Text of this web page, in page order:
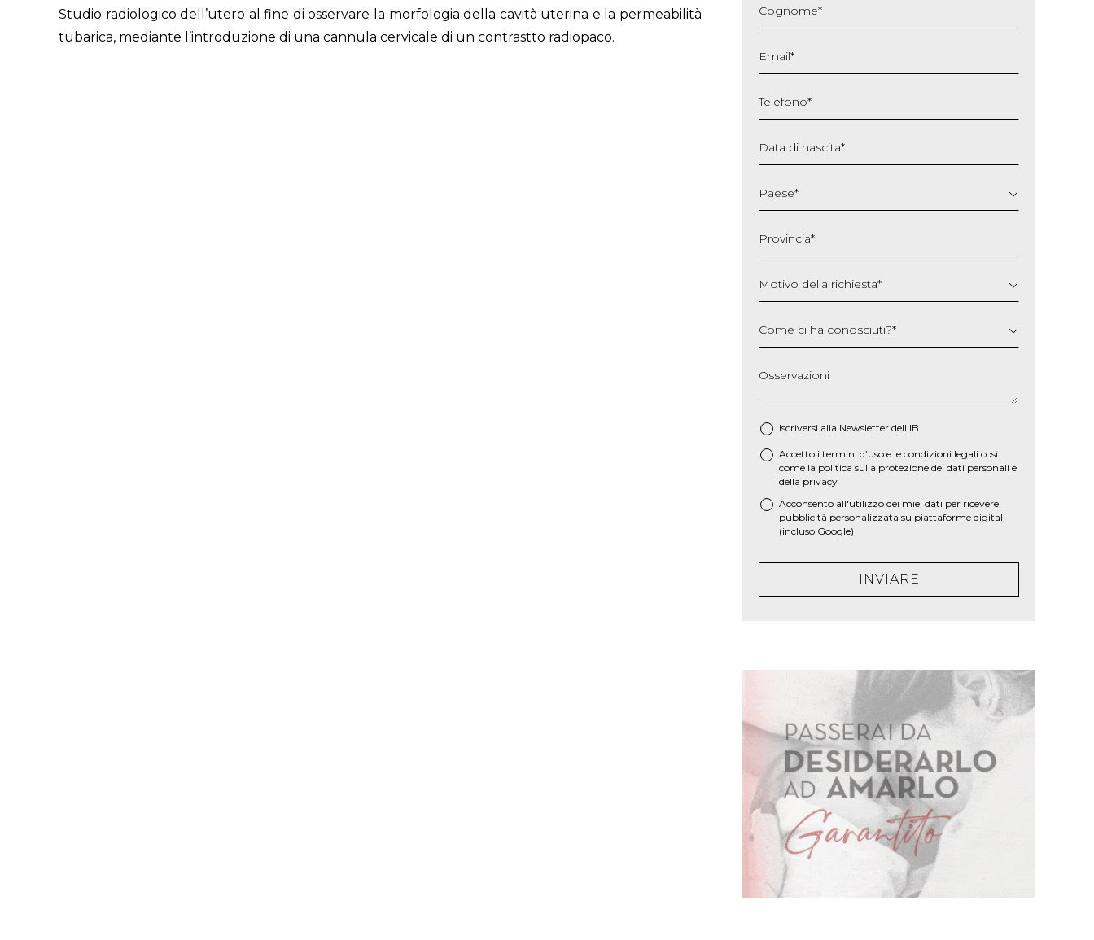
Studio radiologico dell’utero al fine di osservare la morfologia della cavità uterina e la permeabilità
tubarica, mediante l’introduzione di una cannula cervicale di un contrastto radiopaco.
Cognome*
Email*
Telefono*
Data di nascita*
slash
MM
AAAA
Paese*
Provincia*
Motivo della richiesta*
Come ci ha conosciuti?*
Osservazioni
Iscriversi alla Newsletter dell'IB
* Accetto i termini d’uso e le condizioni legali così
come la politica sulla protezione dei dati personali e
della privacy
Acconsento all'utilizzo dei miei dati per ricevere
pubblicità personalizzata su piattaforme digitali
(incluso Google)
INVIARE